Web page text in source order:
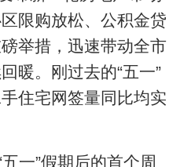
限购放松、公积金贷
举措，迅速带动全市
暖。刚过去的“五一”
住宅网签量同比均实
一”假期后的首个周